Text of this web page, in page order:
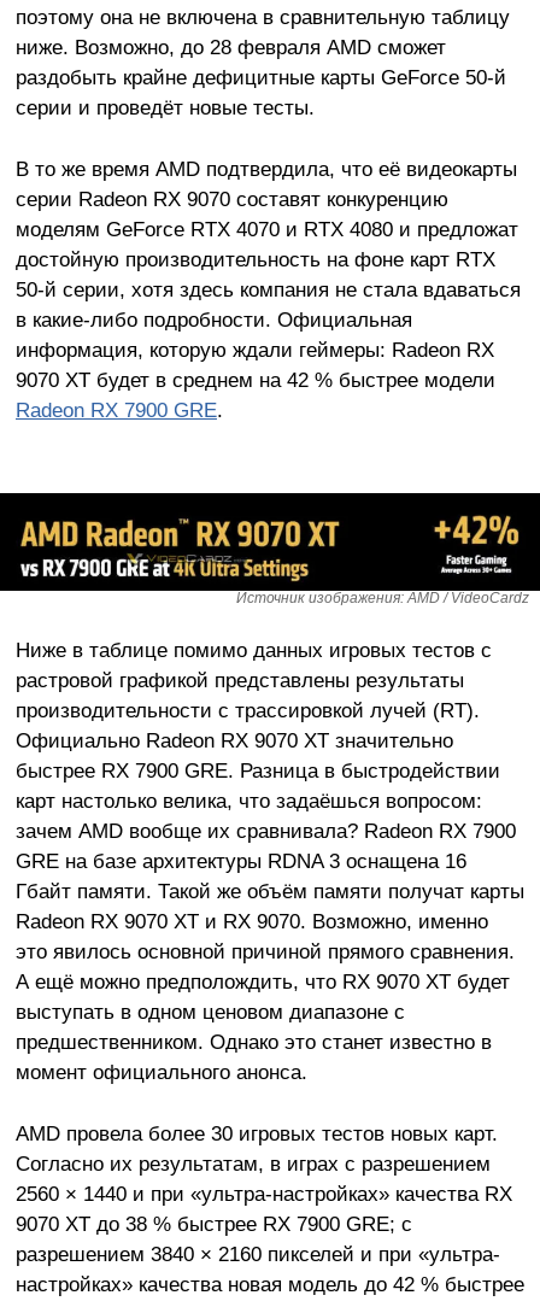
поэтому она не включена в сравнительную таблицу
ниже. Возможно, до 28 февраля AMD сможет
раздобыть крайне дефицитные карты GeForce 50-й
серии и проведёт новые тесты.
В то же время AMD подтвердила, что её видеокарты
серии Radeon RX 9070 составят конкуренцию
моделям GeForce RTX 4070 и RTX 4080 и предложат
достойную производительность на фоне карт RTX
50-й серии, хотя здесь компания не стала вдаваться
в какие-либо подробности. Официальная
информация, которую ждали геймеры: Radeon RX
9070 XT будет в среднем на 42 % быстрее модели
Radeon RX 7900 GRE.
Источник изображения: AMD / VideoCardz
Ниже в таблице помимо данных игровых тестов с
растровой графикой представлены результаты
производительности с трассировкой лучей (RT).
Официально Radeon RX 9070 XT значительно
быстрее RX 7900 GRE. Разница в быстродействии
карт настолько велика, что задаёшься вопросом:
зачем AMD вообще их сравнивала? Radeon RX 7900
GRE на базе архитектуры RDNA 3 оснащена 16
Гбайт памяти. Такой же объём памяти получат карты
Radeon RX 9070 XT и RX 9070. Возможно, именно
это явилось основной причиной прямого сравнения.
А ещё можно предполождить, что RX 9070 XT будет
выступать в одном ценовом диапазоне с
предшественником. Однако это станет известно в
момент официального анонса.
AMD провела более 30 игровых тестов новых карт.
Согласно их результатам, в играх с разрешением
2560 × 1440 и при «ультра-настройках» качества RX
9070 XT до 38 % быстрее RX 7900 GRE; с
разрешением 3840 × 2160 пикселей и при «ультра-
настройках» качества новая модель до 42 % быстрее